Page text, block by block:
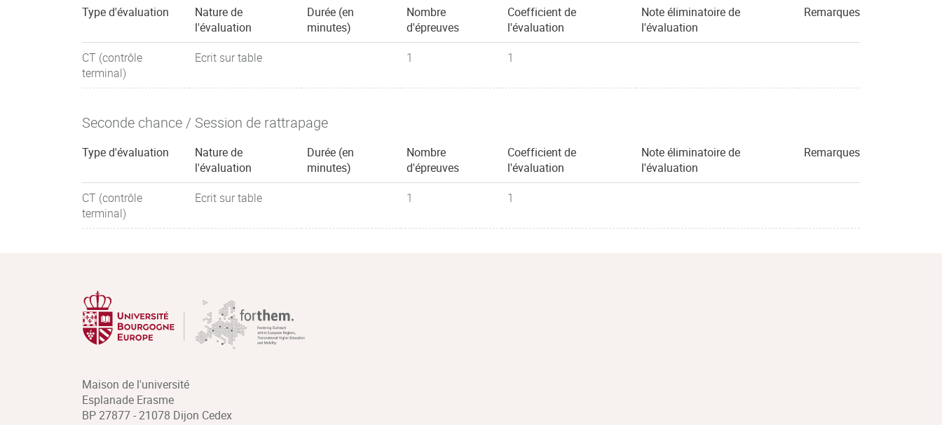
Type d'évaluation
Nature de
l'évaluation
Durée (en
minutes)
Nombre
d'épreuves
Coefficient de
l'évaluation
Note éliminatoire de
l'évaluation
Remarques
CT (contrôle
terminal)
Ecrit sur table 1 1
Seconde chance / Session de rattrapage
Type d'évaluation
Nature de
l'évaluation
Durée (en
minutes)
Nombre
d'épreuves
Coefficient de
l'évaluation
Note éliminatoire de
l'évaluation
Remarques
CT (contrôle
terminal)
Ecrit sur table 1 1
Maison de l'université
Esplanade Erasme
BP 27877 - 21078 Dijon Cedex